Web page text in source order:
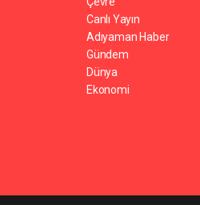
Canlı Yayın
Adıyaman Haber
Gündem
Dünya
Ekonomi